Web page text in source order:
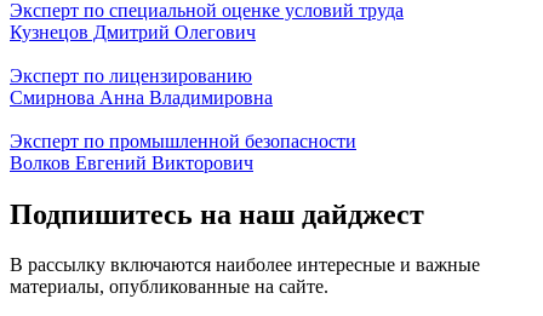
Эксперт по специальной оценке условий труда
Кузнецов Дмитрий Олегович
Эксперт по лицензированию
Смирнова Анна Владимировна
Эксперт по промышленной безопасности
Волков Евгений Викторович
Подпишитесь на наш дайджест
В рассылку включаются наиболее интересные и важные
материалы, опубликованные на сайте.